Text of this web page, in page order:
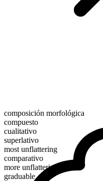
composición morfológica
compuesto
cualitativo
superlativo
most unflattering
comparativo
more unflattering
graduable